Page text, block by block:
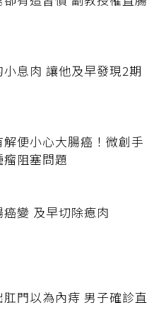
小息肉 讓他及早發現2期
便小心大腸癌！微創手
阻塞問題
癌變 及早切除瘜肉
門以為內痔 男子確診直